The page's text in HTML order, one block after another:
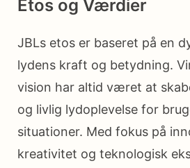
Etos og Værdier
JBLs etos er baseret på en
lydens kraft og betydning.
vision har altid været at
og livlig lydoplevelse for
situationer. Med fokus på
kreativitet og teknologisk